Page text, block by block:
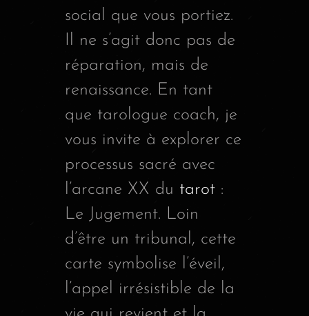
social que vous portiez.
Il ne s’agit donc pas de
réparation, mais de
renaissance. En tant
que tarologue coach, je
vous invite à explorer ce
processus sacré avec
l’arcane XX du tarot :
Le Jugement. Loin
d’être un tribunal, cette
carte symbolise l’éveil,
l’appel irrésistible de la